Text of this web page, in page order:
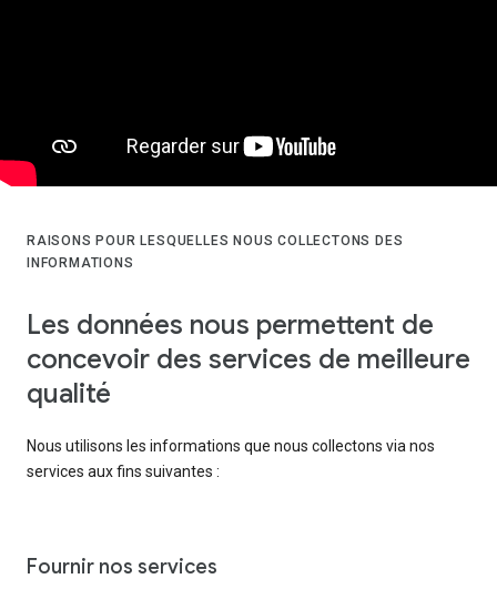
RAISONS POUR LESQUELLES NOUS COLLECTONS DES
INFORMATIONS
Les données nous permettent de
concevoir des services de meilleure
qualité
Nous utilisons les informations que nous collectons via nos
services aux fins suivantes :
Fournir nos services